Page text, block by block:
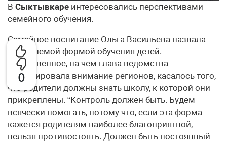
0
В Сыктывкаре интересовались перспективами
семейного обучения.
Семейное воспитание Ольга Васильева назвала
приемлемой формой обучения детей.
Единственное, на чем глава ведомства
акцентировала внимание регионов, касалось того,
что родители должны знать школу, к которой они
прикреплены. “Контроль должен быть. Будем
всячески помогать, потому что, если эта форма
кажется родителям наиболее благоприятной,
нельзя противостоять. Должен быть постоянный